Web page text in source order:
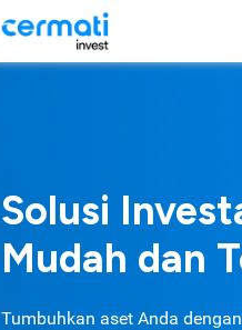
Solusi
Mudah dan
Tumbuhkan aset Anda